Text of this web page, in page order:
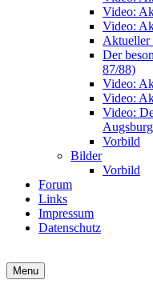
Video:
Video:
Aktueller
Der
87/88)
Video:
Video:
Video:
Vorbild
Bilder
Vorbild
Forum
Links
Impressum
Datenschutz
Menu